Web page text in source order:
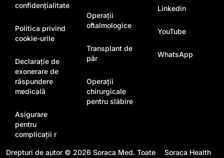
confidențialitate
Politica privind
cookie-urile
Declarație de
exonerare de
răspundere
medicală
Asigurare
pentru
complicații r
Operații
oftalmologice
Transplant de
păr
Operații
chirurgicale
pentru slăbire
Linkedin
YouTube
WhatsApp
Drepturi de autor © 2026Soraca Med. Toate Soraca Health